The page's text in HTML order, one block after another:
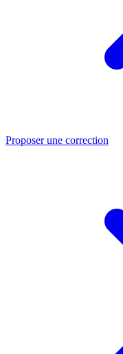
Proposer une correction